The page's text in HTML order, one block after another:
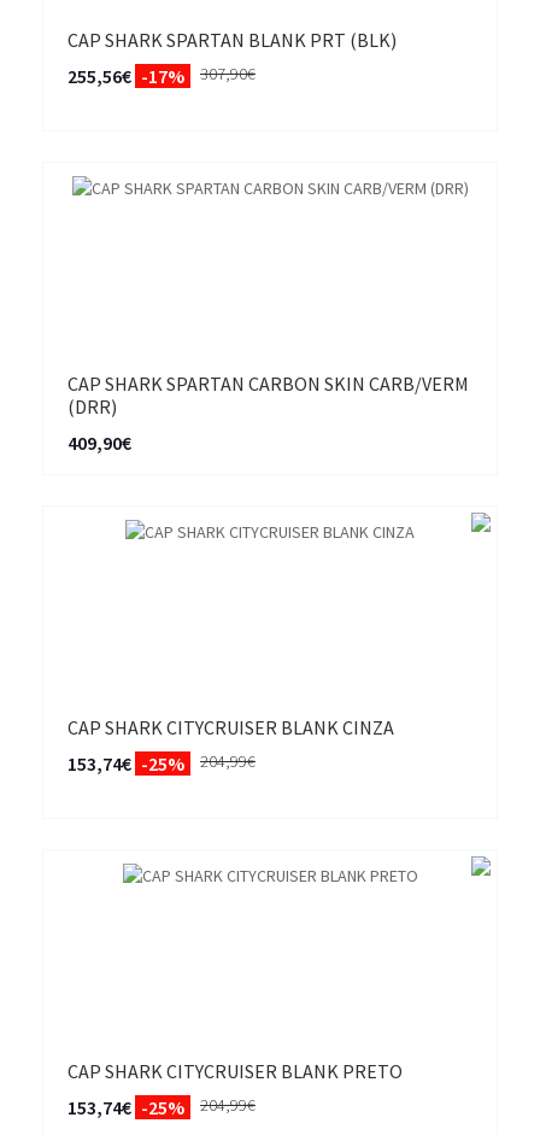
CAP SHARK SPARTAN BLANK PRT (BLK)
255,56€ -17% 307,90€
CAP SHARK SPARTAN CARBON SKIN CARB/VERM
(DRR)
409,90€
CAP SHARK CITYCRUISER BLANK CINZA
153,74€ -25% 204,99€
CAP SHARK CITYCRUISER BLANK PRETO
153,74€ -25% 204,99€